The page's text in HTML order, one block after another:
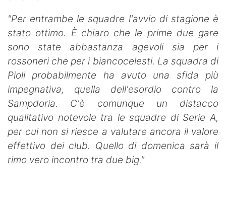
"Per entrambe le squadre l'avvio di stagione è
stato ottimo. È chiaro che le prime due gare
sono state abbastanza agevoli sia per i
rossoneri che per i biancocelesti. La squadra di
Pioli probabilmente ha avuto una sfida più
impegnativa, quella dell'esordio contro la
Sampdoria. C'è comunque un distacco
qualitativo notevole tra le squadre di Serie A,
per cui non si riesce a valutare ancora il valore
effettivo dei club. Quello di domenica sarà il
rimo vero incontro tra due big."